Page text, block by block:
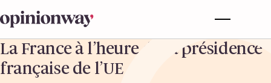
La France à l’heure de la présidence
française de l’UE